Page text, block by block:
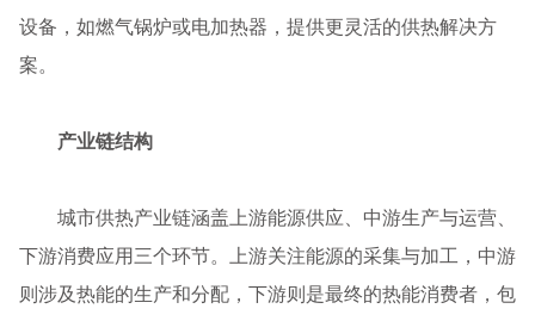
设备，如燃气锅炉或电加热器，提供更灵活的供热解决方
案。
产业链结构
城市供热产业链涵盖上游能源供应、中游生产与运营、
下游消费应用三个环节。上游关注能源的采集与加工，中游
则涉及热能的生产和分配，下游则是最终的热能消费者，包